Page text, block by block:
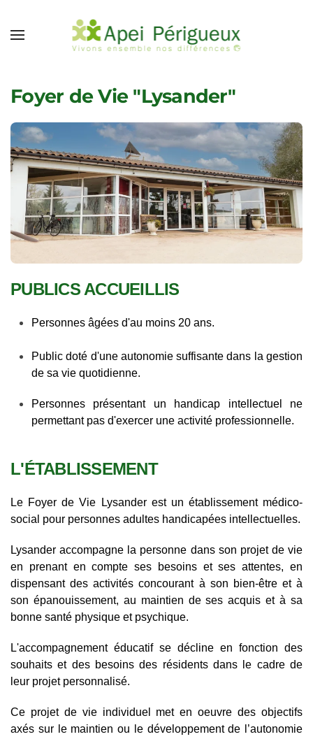
Accéder au contenu principal
Foyer de Vie "Lysander"
PUBLICS ACCUEILLIS
Personnes âgées d'au moins 20 ans.
Public doté d'une autonomie suffisante dans la gestion
de sa vie quotidienne.
Personnes présentant un handicap intellectuel ne
permettant pas d'exercer une activité professionnelle.
L'ÉTABLISSEMENT
Le Foyer de Vie Lysanderest un établissement médico-
social pour personnes adultes handicapées intellectuelles.
Lysander accompagne la personne dans son projet de vie
en prenant en compte ses besoins et ses attentes, en
dispensant des activités concourant à son bien-être et à
son épanouissement, au maintien de ses acquis et à sa
bonne santé physique et psychique.
L'accompagnement éducatif se décline en fonction des
souhaits et des besoins des résidents dans le cadre de
leur projet personnalisé.
Ce projet de vie individuel met en oeuvre des objectifs
axés sur le maintien ou le développement de l’autonomie